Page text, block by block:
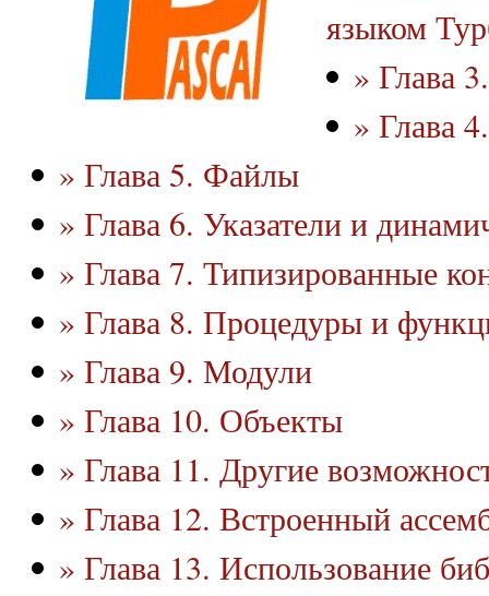
языком
» Глава
» Глава
» Глава 5. Файлы
» Глава 6. Указатели и
» Глава 7. Типизированные
» Глава 8. Процедуры и
» Глава 9. Модули
» Глава 10. Объекты
» Глава 11. Другие
» Глава 12. Встроенный
» Глава 13. Использование